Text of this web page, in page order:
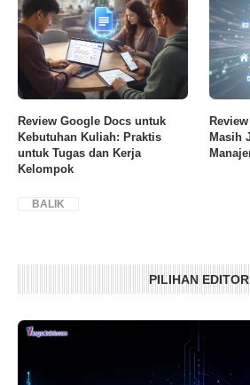
Review Google Docs untuk
Kebutuhan Kuliah: Praktis
untuk Tugas dan Kerja
Kelompok
Masih
BALIK
PILIHAN EDITOR